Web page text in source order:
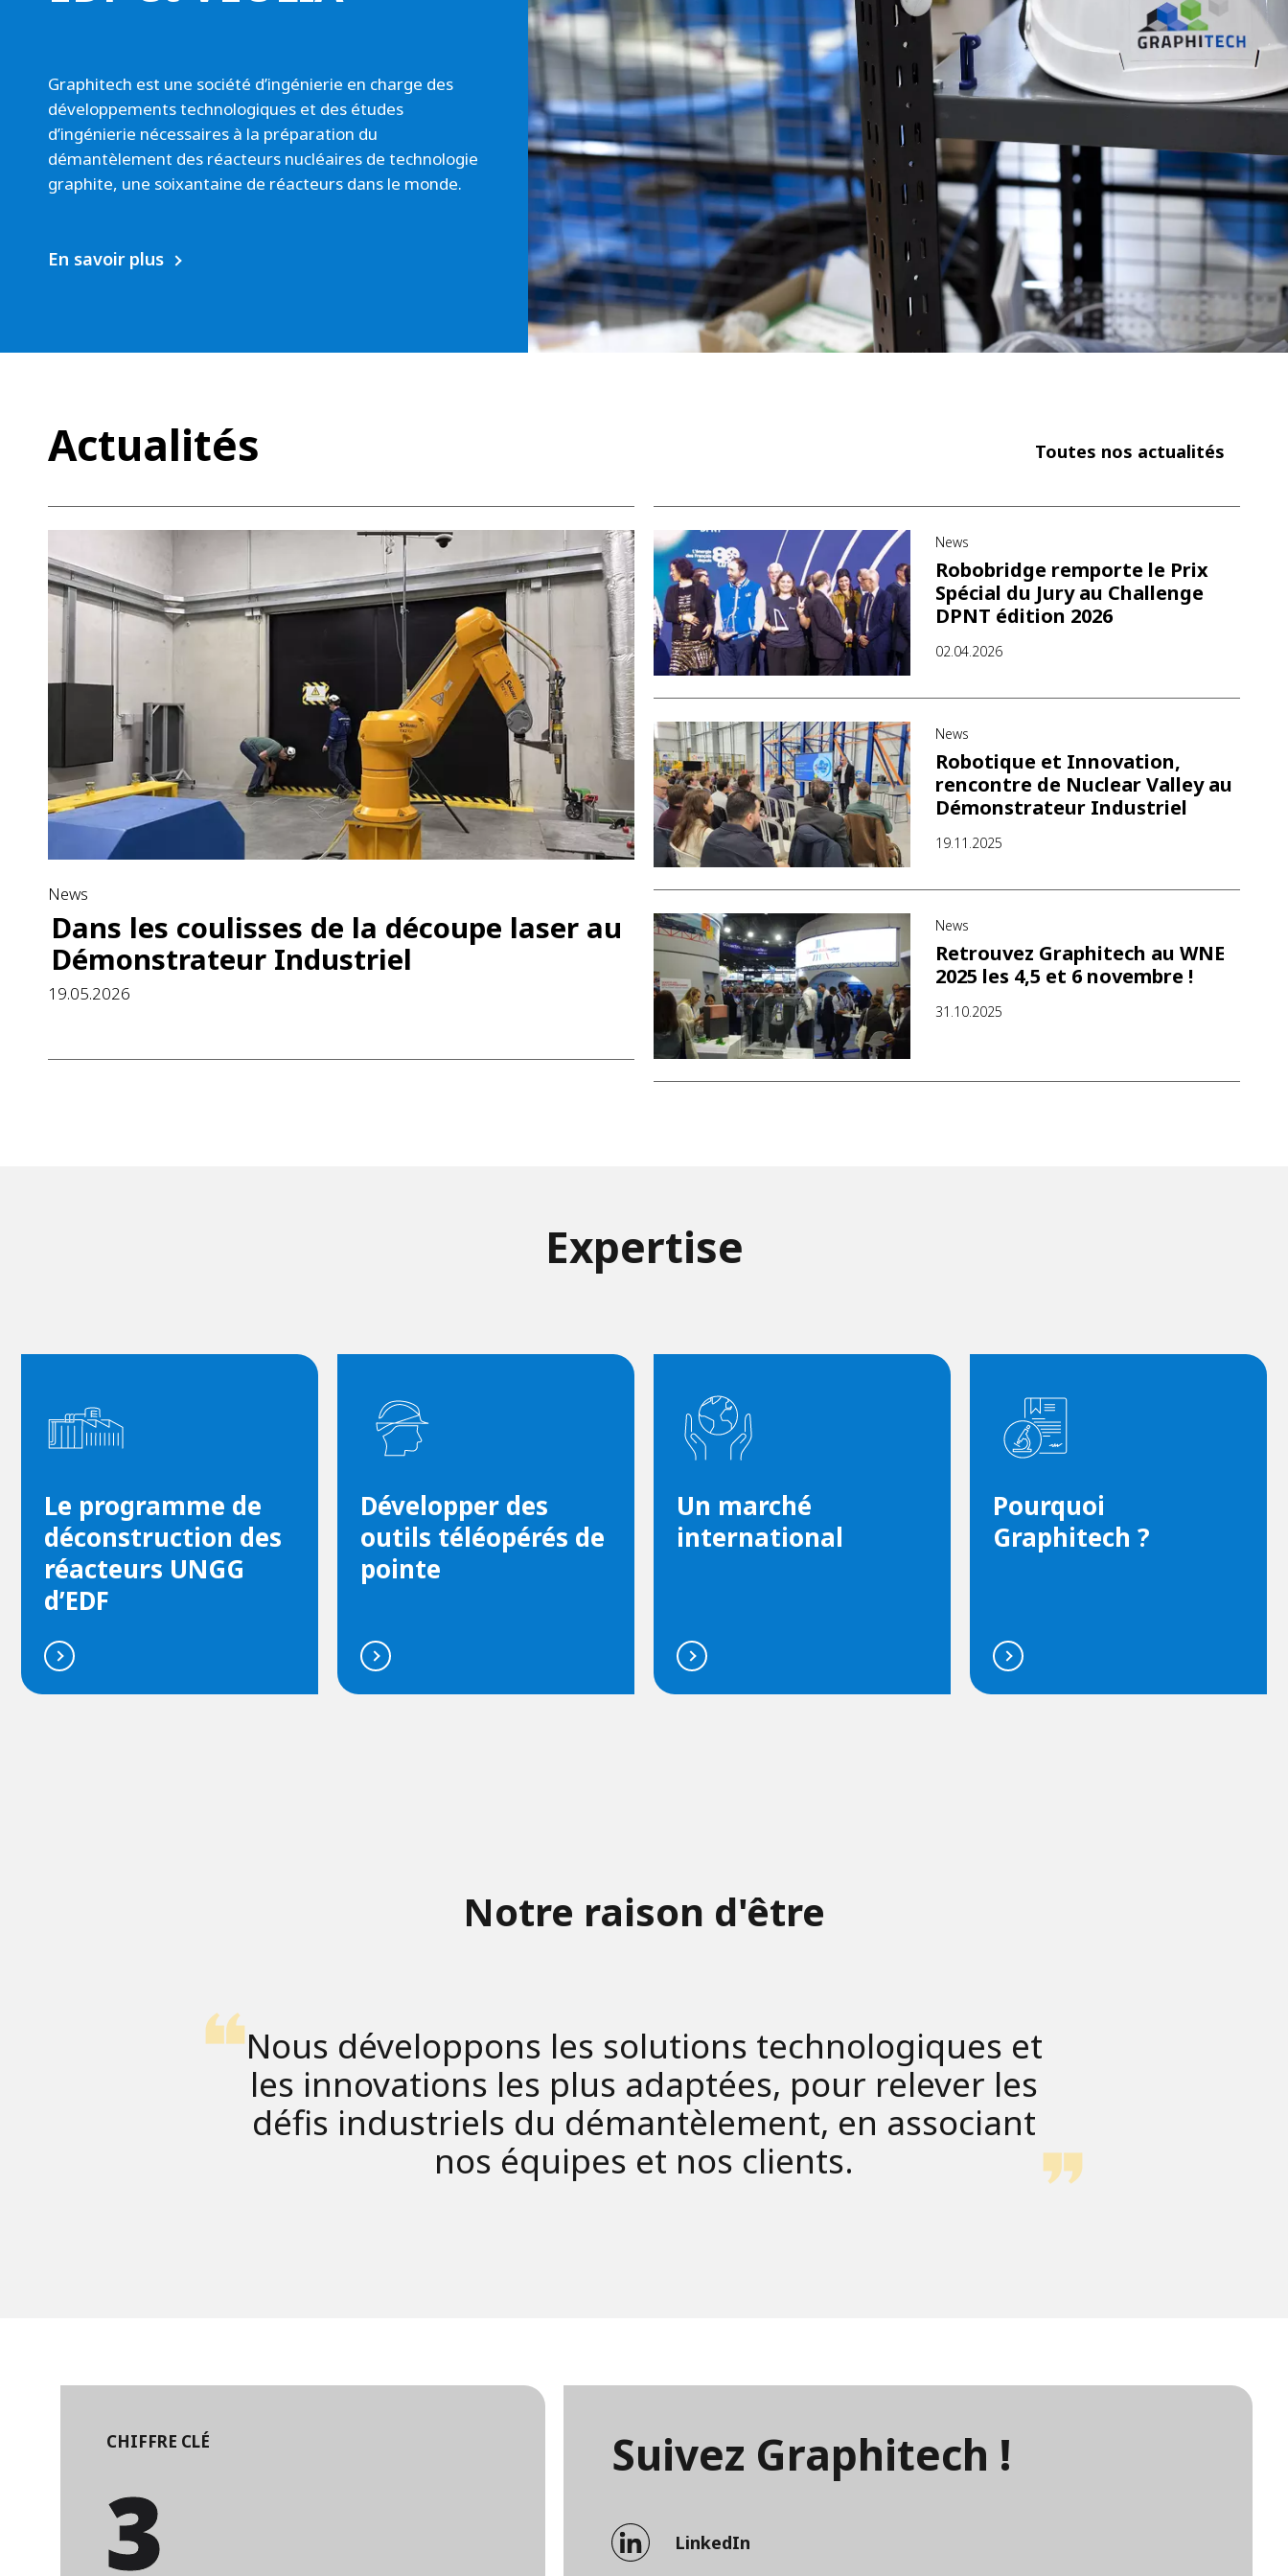
Graphitech est une société d’ingénierie en charge des
développements technologiques et des études
d’ingénierie nécessaires à la préparation du
démantèlement des réacteurs nucléaires de technologie
graphite, une soixantaine de réacteurs dans le monde.
En savoir plus
Actualités Toutes nos actualités
News
Dans les coulisses de la découpe laser au
Démonstrateur Industriel
19.05.2026
News
Robobridge remporte le Prix
Spécial du Jury au Challenge
DPNT édition 2026
02.04.2026
News
Robotique et Innovation,
rencontre de Nuclear Valley au
Démonstrateur Industriel
19.11.2025
News
Retrouvez Graphitech au WNE
2025 les 4,5 et 6 novembre !
31.10.2025
Expertise
Le programme de
déconstruction des
réacteurs UNGG
d’EDF
Développer des
outils téléopérés de
pointe
Un marché
international
Pourquoi
Graphitech ?
Notre raison d'être
Nous développons les solutions technologiques et
les innovations les plus adaptées, pour relever les
défis industriels du démantèlement, en associant
nos équipes et nos clients.
CHIFFRE CLÉ
3
Suivez Graphitech !
LinkedIn